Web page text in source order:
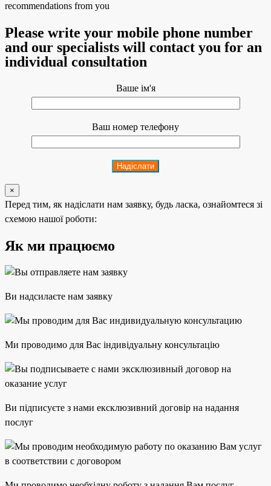
recommendations from you
Please write your mobile phone number
and our specialists will contact you for an
individual consultation
Ваше ім'я
Ваш номер телефону
×
Перед тим, як надіслати нам заявку, будь ласка, ознайомтеся зі
схемою нашої роботи:
Як ми працюємо
Ви надсилаєте нам заявку
Ми проводимо для Вас індивідуальну консультацію
Ви підписуєте з нами ексклюзивний договір на надання
послуг